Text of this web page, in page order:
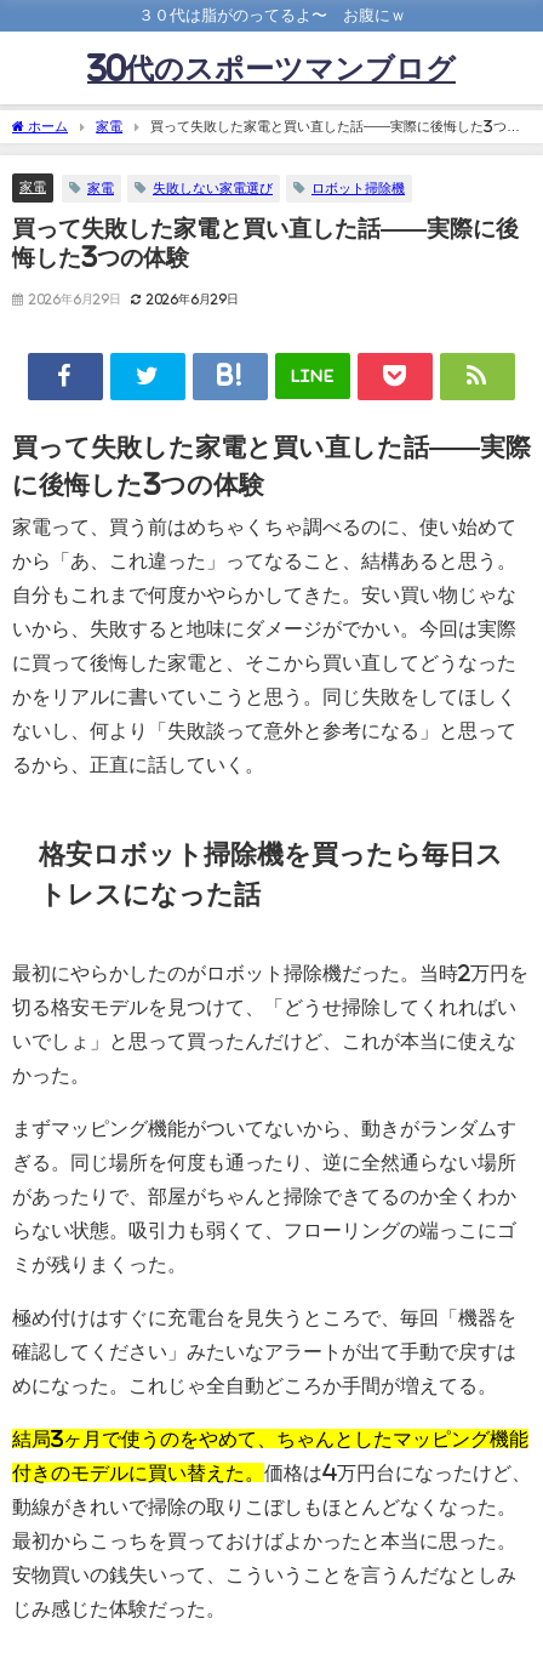
３０代は脂がのってるよ〜 お腹にｗ
30代のスポーツマンブログ
ホーム 家電
買って失敗した家電と買い直した話——実際に後悔した3つの
体験
家電 家電 失敗しない家電選び ロボット掃除機
買って失敗した家電と買い直した話——実際に後
悔した3つの体験
2026年6月29日 2026年6月29日
LINE
買って失敗した家電と買い直した話——実際
に後悔した3つの体験
家電って、買う前はめちゃくちゃ調べるのに、使い始めて
から「あ、これ違った」ってなること、結構あると思う。
自分もこれまで何度かやらかしてきた。安い買い物じゃな
いから、失敗すると地味にダメージがでかい。今回は実際
に買って後悔した家電と、そこから買い直してどうなった
かをリアルに書いていこうと思う。同じ失敗をしてほしく
ないし、何より「失敗談って意外と参考になる」と思って
るから、正直に話していく。
格安ロボット掃除機を買ったら毎日ス
トレスになった話
最初にやらかしたのがロボット掃除機だった。当時2万円を
切る格安モデルを見つけて、「どうせ掃除してくれればい
いでしょ」と思って買ったんだけど、これが本当に使えな
かった。
まずマッピング機能がついてないから、動きがランダムす
ぎる。同じ場所を何度も通ったり、逆に全然通らない場所
があったりで、部屋がちゃんと掃除できてるのか全くわか
らない状態。吸引力も弱くて、フローリングの端っこにゴ
ミが残りまくった。
極め付けはすぐに充電台を見失うところで、毎回「機器を
確認してください」みたいなアラートが出て手動で戻すは
めになった。これじゃ全自動どころか手間が増えてる。
結局3ヶ月で使うのをやめて、ちゃんとしたマッピング機能
付きのモデルに買い替えた。 価格は4万円台になったけど、
動線がきれいで掃除の取りこぼしもほとんどなくなった。
最初からこっちを買っておけばよかったと本当に思った。
安物買いの銭失いって、こういうことを言うんだなとしみ
じみ感じた体験だった。